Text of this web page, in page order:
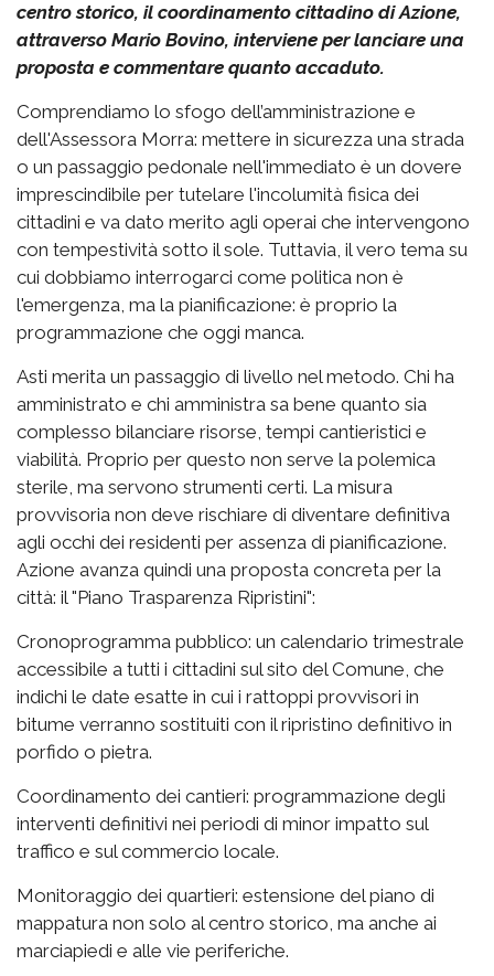
centro storico, il coordinamento cittadino di Azione,
attraverso Mario Bovino, interviene per lanciare una
proposta e commentare quanto accaduto.
Comprendiamo lo sfogo dell’amministrazione e
dell'Assessora Morra: mettere in sicurezza una strada
o un passaggio pedonale nell'immediato è un dovere
imprescindibile per tutelare l'incolumità fisica dei
cittadini e va dato merito agli operai che intervengono
con tempestività sotto il sole. Tuttavia, il vero tema su
cui dobbiamo interrogarci come politica non è
l'emergenza, ma la pianificazione: è proprio la
programmazione che oggi manca.
Asti merita un passaggio di livello nel metodo. Chi ha
amministrato e chi amministra sa bene quanto sia
complesso bilanciare risorse, tempi cantieristici e
viabilità. Proprio per questo non serve la polemica
sterile, ma servono strumenti certi. La misura
provvisoria non deve rischiare di diventare definitiva
agli occhi dei residenti per assenza di pianificazione.
Azione avanza quindi una proposta concreta per la
città: il "Piano Trasparenza Ripristini":
Cronoprogramma pubblico: un calendario trimestrale
accessibile a tutti i cittadini sul sito del Comune, che
indichi le date esatte in cui i rattoppi provvisori in
bitume verranno sostituiti con il ripristino definitivo in
porfido o pietra.
Coordinamento dei cantieri: programmazione degli
interventi definitivi nei periodi di minor impatto sul
traffico e sul commercio locale.
Monitoraggio dei quartieri: estensione del piano di
mappatura non solo al centro storico, ma anche ai
marciapiedi e alle vie periferiche.